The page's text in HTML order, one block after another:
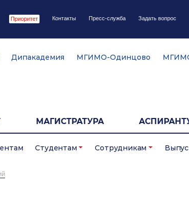
Приоритет Контакты Пресс-служба Задать вопрос
Дипакадемия МГИМО-Одинцово
МАГИСТРАТУРА
Студентам Сотрудникам